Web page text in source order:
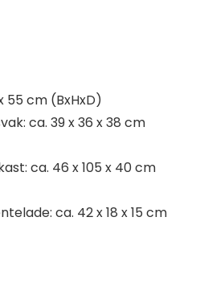
55 cm (BxHxD)
ca. 39 x 36 x 38 cm
ca. 46 x 105 x 40 cm
ca. 42 x 18 x 15 cm